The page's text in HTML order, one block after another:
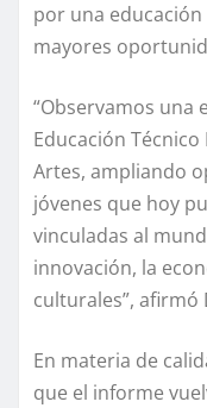
por una
mayores
“Observamos una
Educación
Artes, ampliando
jóvenes que hoy
vinculadas al
innovación, la
culturales”, afirmó
En materia de
que el informe